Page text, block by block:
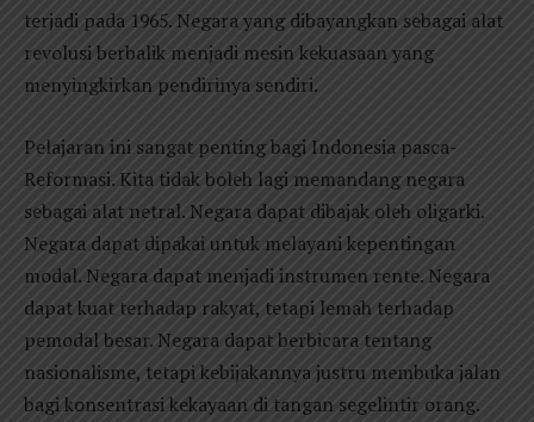
terjadi pada 1965. Negara yang dibayangkan sebagai alat
revolusi berbalik menjadi mesin kekuasaan yang
menyingkirkan pendirinya sendiri.
Pelajaran ini sangat penting bagi Indonesia pasca-
Reformasi. Kita tidak boleh lagi memandang negara
sebagai alat netral. Negara dapat dibajak oleh oligarki.
Negara dapat dipakai untuk melayani kepentingan
modal. Negara dapat menjadi instrumen rente. Negara
dapat kuat terhadap rakyat, tetapi lemah terhadap
pemodal besar. Negara dapat berbicara tentang
nasionalisme, tetapi kebijakannya justru membuka jalan
bagi konsentrasi kekayaan di tangan segelintir orang.